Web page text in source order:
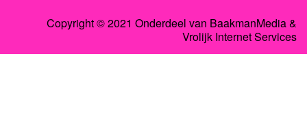
Copyright © 2021 Onderdeel van BaakmanMedia&
Vrolijk Internet Services